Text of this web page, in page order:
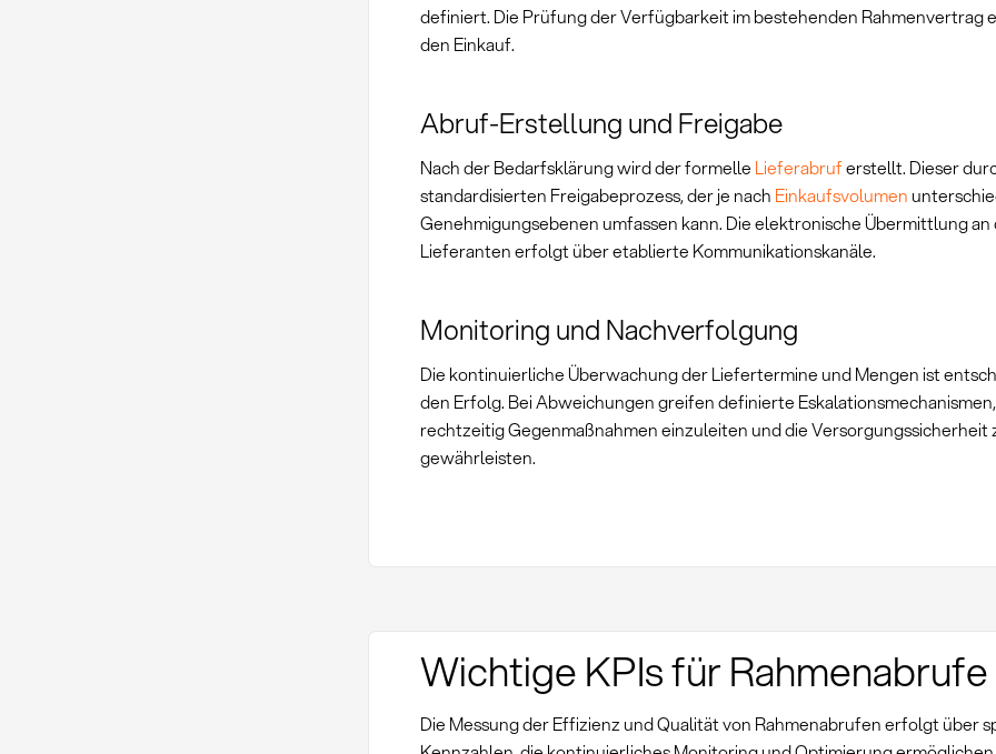
definiert. Die Prüfung der Verfügbarkeit im bestehenden Rahmenvertrag
den Einkauf.
Abruf-Erstellung und Freigabe
Nach der Bedarfsklärung wird der formelle Lieferabruferstellt. Dieser
standardisierten Freigabeprozess, der je nach Einkaufsvolumen
Genehmigungsebenen umfassen kann. Die elektronische Übermittlung an
Lieferanten erfolgt über etablierte Kommunikationskanäle.
Monitoring und Nachverfolgung
Die kontinuierliche Überwachung der Liefertermine und Mengen ist
den Erfolg. Bei Abweichungen greifen definierte
rechtzeitig Gegenmaßnahmen einzuleiten und die Versorgungssicherheit
gewährleisten.
Wichtige KPIs für Rahmenabrufe
Die Messung der Effizienz und Qualität von Rahmenabrufen erfolgt über